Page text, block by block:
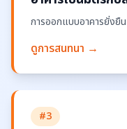
การออกแบบอาคารยั่งยืน
ดูการสนทนา →
#3